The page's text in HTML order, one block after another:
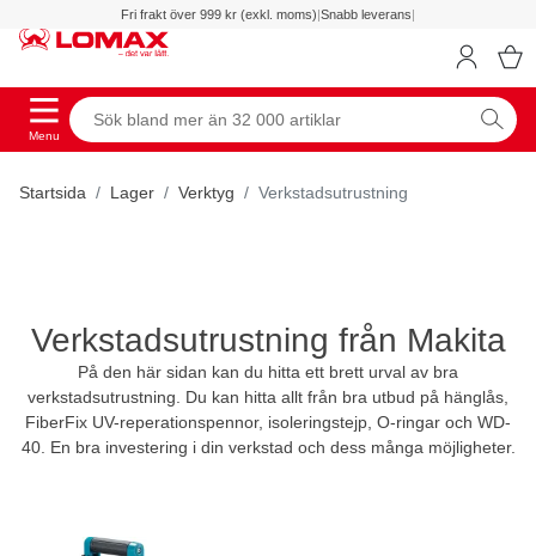
Fri frakt över 999 kr (exkl. moms)|Snabb leverans|
Menu
Startsida Lager Verktyg Verkstadsutrustning
Verkstadsutrustning från Makita
På den här sidan kan du hitta ett brett urval av bra
verkstadsutrustning. Du kan hitta allt från bra utbud på hänglås,
FiberFix UV-reperationspennor, isoleringstejp, O-ringar och WD-
40. En bra investering i din verkstad och dess många möjligheter.